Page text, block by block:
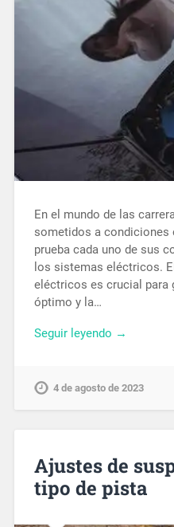
En el mundo de las
sometidos a condiciones
prueba cada uno de sus
los sistemas eléctricos.
eléctricos es crucial para
óptimo y la…
Seguir leyendo →
4 de agosto de 2023
Ajustes de
tipo de pista